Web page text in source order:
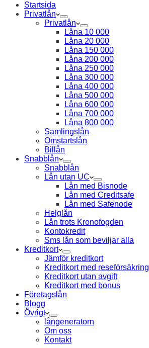
Startsida
Privatlån
Privatlån
Låna 10 000
Låna 20 000
Låna 150 000
Låna 200 000
Låna 250 000
Låna 300 000
Låna 400 000
Låna 500 000
Låna 600 000
Låna 700 000
Låna 800 000
Samlingslån
Omstartslån
Billån
Snabblån
Snabblån
Lån utan UC
Lån med Bisnode
Lån med Creditsafe
Lån med Safenode
Helglån
Lån trots Kronofogden
Kontokredit
Sms lån som beviljar alla
Kreditkort
Jämför kreditkort
Kreditkort med reseförsäkring
Kreditkort utan avgift
Kreditkort med bonus
Företagslån
Blogg
Övrigt
långeneratorn
Om oss
Kontakt